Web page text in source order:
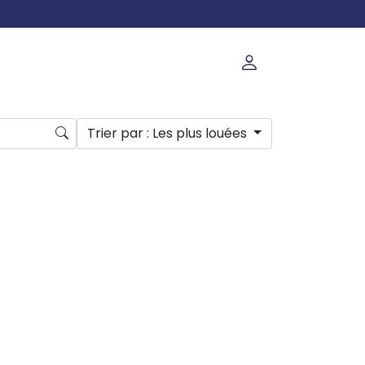
Trier par: Les plus louées